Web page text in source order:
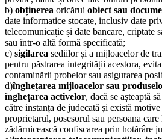
b) obținerea oricărui obiect sau
date informatice stocate, inclusiv date
telecomunicație și date bancare, criptate
sau într-o altă formă specificată;
c) sigilarea sediilor și a mijloacelor de
pentru păstrarea integrității acestora,
contaminării probelor sau asigurarea
d)înghețarea mijloacelor sau
înghețarea activelor, dacă se așteaptă
către instanța de judecată și există motive
proprietarul, posesorul sau persoana
zădărnicească confiscarea prin hotărâre